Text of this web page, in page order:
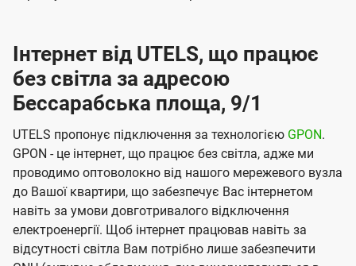
Інтернет від UTELS, що працює
без світла за адресою
Бессарабська площа, 9/1
UTELS пропонує підключення за технологією GPON.
GPON - це інтернет, що працює без світла, адже ми
проводимо оптоволокно від нашого мережевого вузла
до Вашої квартири, що забезпечує Вас інтернетом
навіть за умови довготривалого відключення
електроенергії. Щоб інтернет працював навіть за
відсутності світла Вам потрібно лише забезпечити